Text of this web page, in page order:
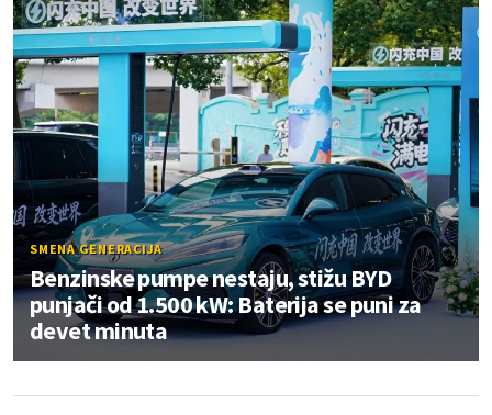
SMENA GENERACIJA
Benzinske pumpe nestaju, stižu BYD
punjači od 1.500 kW: Baterija se puni za
devet minuta